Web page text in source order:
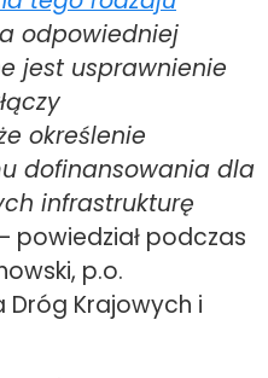
odpowiedniej
jest usprawnienie
określenie
dofinansowania dla
infrastrukturę
powiedział podczas
p.o.
Dróg Krajowych i